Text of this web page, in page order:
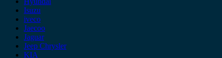
Isuzu
iveco
Jaecoo
Jaguar
Jeep Chrysler
KIA